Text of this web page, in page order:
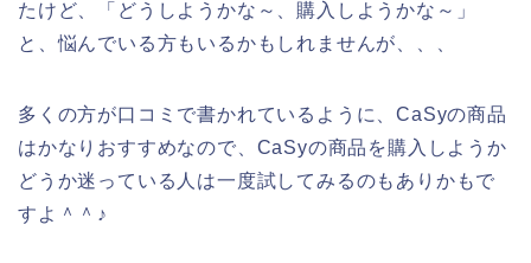
たけど、「どうしようかな～、購入しようかな～」
と、悩んでいる方もいるかもしれませんが、、、
多くの方が口コミで書かれているように、CaSyの商品
はかなりおすすめなので、CaSyの商品を購入しようか
どうか迷っている人は一度試してみるのもありかもで
すよ＾＾♪